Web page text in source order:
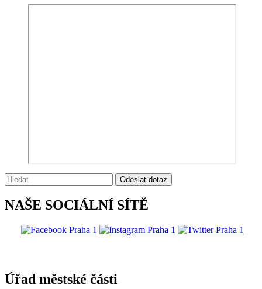
Vyhledávání: Odeslat dotaz
NAŠE SOCIÁLNÍ SÍTĚ
Úřad městské části